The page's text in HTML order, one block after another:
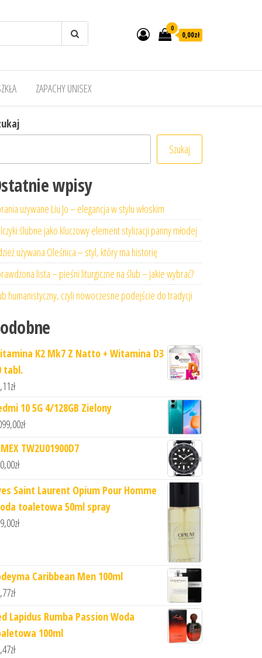
0
0,00zł
ZAPACHY UNISEX
Szukaj
wpisy
używane Liu Jo – elegancja w stylu włoskim
ślubne jako kluczowy element stylizacji panny młodej
używana Oleśnica – styl, który ma historię
lista – pieśni liturgiczne na ślub – jakie wybrać?
humanistyczny, czyli nowoczesne podejście do tradycji
K2 Mk7 Z Natto + Witamina D3
tabl.
zł
10 5G 4/128GB Zielony
zł
TW2U01900D7
zł
Saint Laurent Opium Pour Homme
toaletowa 50ml spray
zł
Caribbean Men 100ml
zł
Lapidus Rumba Passion Woda
100ml
zł